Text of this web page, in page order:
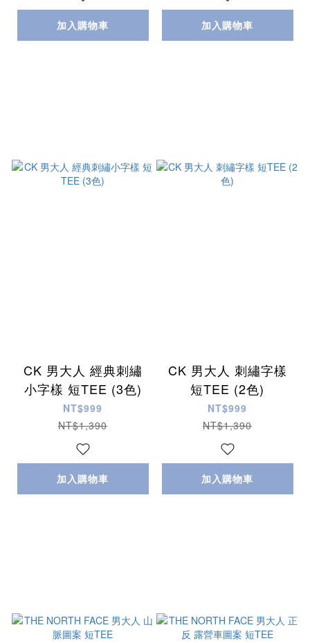
加入購物車 加入購物車
CK 男大人 經典刺繡
小字樣 短TEE (3色)
NT$999
NT$1,390
加入購物車
CK 男大人 刺繡字樣
短TEE (2色)
NT$999
NT$1,390
加入購物車